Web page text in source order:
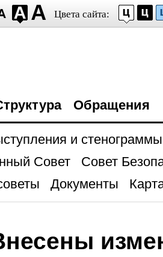
Цвета сайта:
Обращения
и стенограммы
Совет
Совет
Документы